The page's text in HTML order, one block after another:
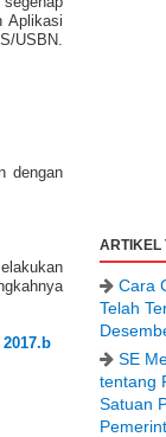
Aplikasi
USBN.
dengan
ARTIKEL
Cara
Telah
SE
tentang
Satuan